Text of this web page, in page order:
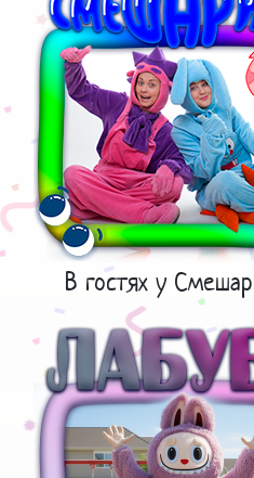
В гостях у